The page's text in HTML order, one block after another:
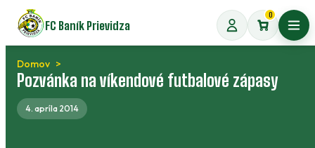
Preskočiť
na
obsah
FC Baník Prievidza
0
Domov
Pozvánka na víkendové futbalové zápasy
4. apríla 2014